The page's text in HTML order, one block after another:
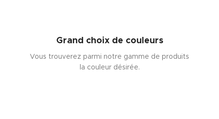
Grand choix de couleurs
Vous trouverez parmi notre gamme de produits
la couleur désirée.